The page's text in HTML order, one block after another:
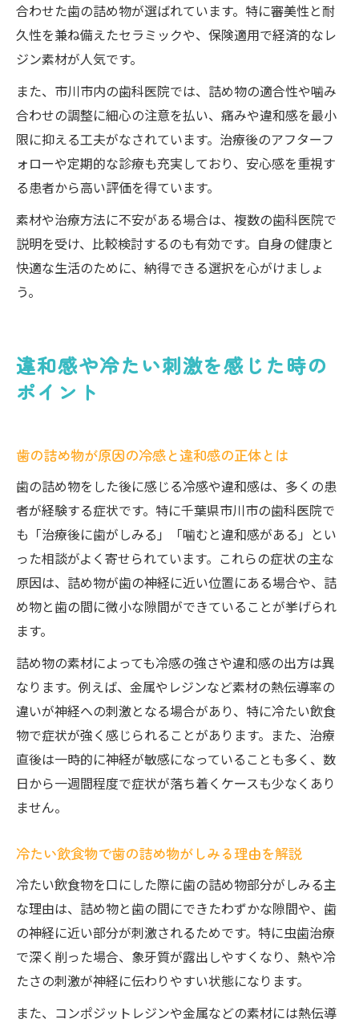
合わせた歯の詰め物が選ばれています。特に審美性と耐
久性を兼ね備えたセラミックや、保険適用で経済的なレ
ジン素材が人気です。
また、市川市内の歯科医院では、詰め物の適合性や噛み
合わせの調整に細心の注意を払い、痛みや違和感を最小
限に抑える工夫がなされています。治療後のアフターフ
ォローや定期的な診療も充実しており、安心感を重視す
る患者から高い評価を得ています。
素材や治療方法に不安がある場合は、複数の歯科医院で
説明を受け、比較検討するのも有効です。自身の健康と
快適な生活のために、納得できる選択を心がけましょ
う。
違和感や冷たい刺激を感じた時の
ポイント
歯の詰め物が原因の冷感と違和感の正体とは
歯の詰め物をした後に感じる冷感や違和感は、多くの患
者が経験する症状です。特に千葉県市川市の歯科医院で
も「治療後に歯がしみる」「噛むと違和感がある」とい
った相談がよく寄せられています。これらの症状の主な
原因は、詰め物が歯の神経に近い位置にある場合や、詰
め物と歯の間に微小な隙間ができていることが挙げられ
ます。
詰め物の素材によっても冷感の強さや違和感の出方は異
なります。例えば、金属やレジンなど素材の熱伝導率の
違いが神経への刺激となる場合があり、特に冷たい飲食
物で症状が強く感じられることがあります。また、治療
直後は一時的に神経が敏感になっていることも多く、数
日から一週間程度で症状が落ち着くケースも少なくあり
ません。
冷たい飲食物で歯の詰め物がしみる理由を解説
冷たい飲食物を口にした際に歯の詰め物部分がしみる主
な理由は、詰め物と歯の間にできたわずかな隙間や、歯
の神経に近い部分が刺激されるためです。特に虫歯治療
で深く削った場合、象牙質が露出しやすくなり、熱や冷
たさの刺激が神経に伝わりやすい状態になります。
また、コンポジットレジンや金属などの素材には熱伝導